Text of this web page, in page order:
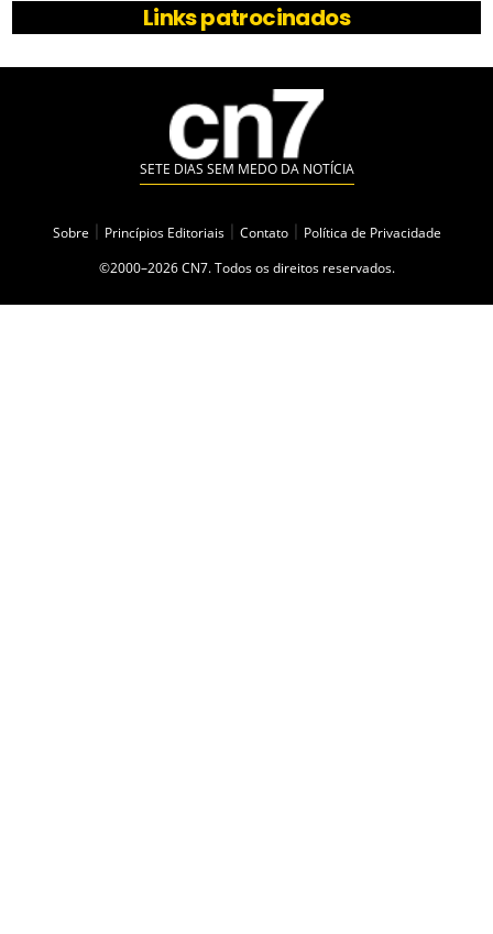
Links patrocinados
SETE DIAS SEM MEDO DA NOTÍCIA
Sobre Princípios Editoriais Contato
Política de Privacidade
©2000–2026 CN7. Todos os direitos reservados.